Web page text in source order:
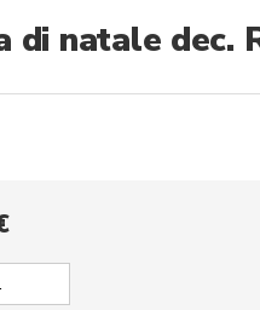
di natale dec.